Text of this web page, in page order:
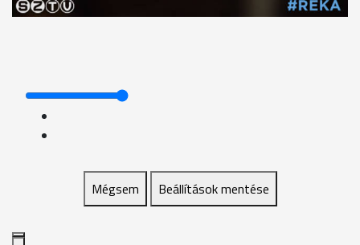
Mégsem Beállítások mentése